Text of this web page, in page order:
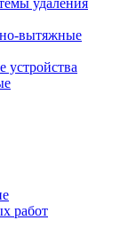
удаления
вытяжные
работ